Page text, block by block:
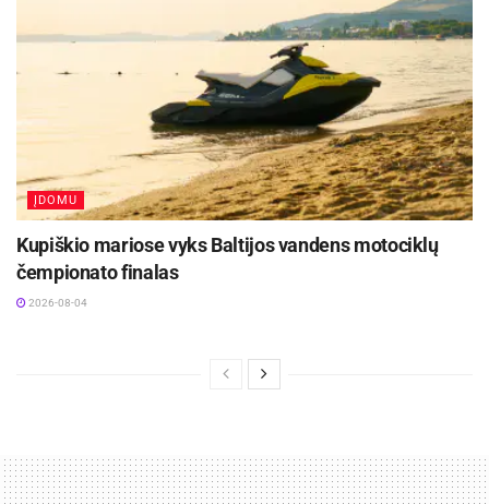
ĮDOMU
Kupiškio mariose vyks Baltijos vandens motociklų
čempionato finalas
2026-08-04